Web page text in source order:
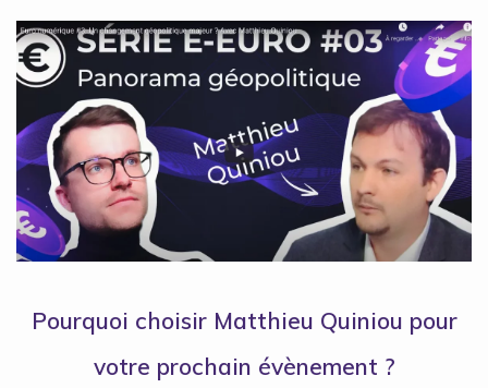
Pourquoi choisir Matthieu Quiniou pour
votre prochain évènement ?